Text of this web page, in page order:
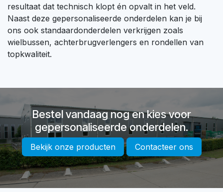
resultaat dat technisch klopt én opvalt in het veld.
Naast deze gepersonaliseerde onderdelen kan je bij
ons ook standaardonderdelen verkrijgen zoals
wielbussen, achterbrugverlengers en rondellen van
topkwaliteit.
Bestel vandaag nog en kies voor
gepersonaliseerde onderdelen.
Bekijk onze producten Contacteer ons